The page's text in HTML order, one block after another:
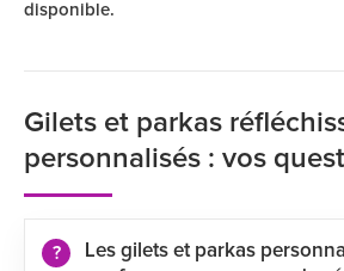
disponible.
Gilets et parkas
personnalisés : vos
Les gilets et parkas